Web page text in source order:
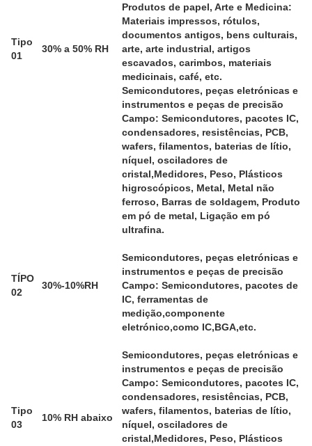
Tipo
01
30% a 50% RH
Produtos de papel, Arte e Medicina:
Materiais impressos, rótulos,
documentos antigos, bens culturais,
arte, arte industrial, artigos
escavados, carimbos, materiais
medicinais, café, etc.
Semicondutores, peças eletrónicas e
instrumentos e peças de precisão
Campo: Semicondutores, pacotes IC,
condensadores, resistências, PCB,
wafers, filamentos, baterias de lítio,
níquel, osciladores de
cristal,Medidores, Peso, Plásticos
higroscópicos, Metal, Metal não
ferroso, Barras de soldagem, Produto
em pó de metal, Ligação em pó
ultrafina.
TÍPO
02
30%-10%RH
Semicondutores, peças eletrónicas e
instrumentos e peças de precisão
Campo: Semicondutores, pacotes de
IC, ferramentas de
medição,componente
eletrónico,como IC,BGA,etc.
Tipo
03
10% RH abaixo
Semicondutores, peças eletrónicas e
instrumentos e peças de precisão
Campo: Semicondutores, pacotes IC,
condensadores, resistências, PCB,
wafers, filamentos, baterias de lítio,
níquel, osciladores de
cristal,Medidores, Peso, Plásticos